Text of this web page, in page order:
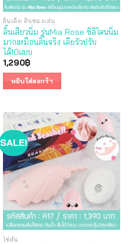
ลิ้นเลีย ลิ้นของเล่น
ลิ้นเสียวนิ่ม รุ่นMia Rose ซิลิโคนนิ่ม
มากเหมือนลิ้นจริง เลียรัวปรับ
ได้10แบบ
1,290฿
หยิบใส่ตะกร้า
SALE!
ไข่สั่น